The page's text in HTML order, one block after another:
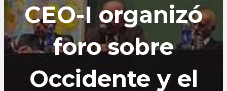
CEO-I organizó
foro sobre
Occidente y el